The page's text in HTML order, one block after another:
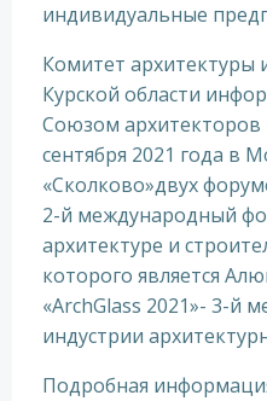
индивидуальные
Комитет архитектуры
Курской области
Союзом архитекторов
сентября 2021 года в
«Сколково»двух
2-й международный
архитектуре и
которого является
«ArchGlass 2021»- 3-й
индустрии
Подробная